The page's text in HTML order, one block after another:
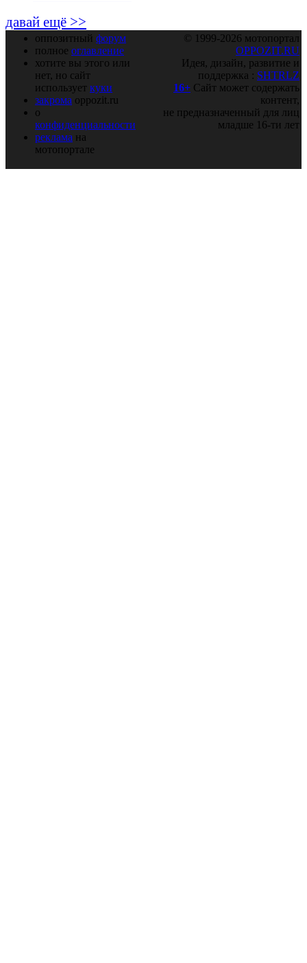
давай ещё >>
оппозитный форум
полное оглавление
хотите вы этого или
нет, но сайт
использует куки
закрома oppozit.ru
о
конфиденциальности
реклама на
мотопортале
© 1999-2026 мотопортал
OPPOZIT.RU
Идея, дизайн, развитие и
поддержка : SHTRLZ
16+ Сайт может содержать
контент,
не предназначенный для лиц
младше 16-ти лет